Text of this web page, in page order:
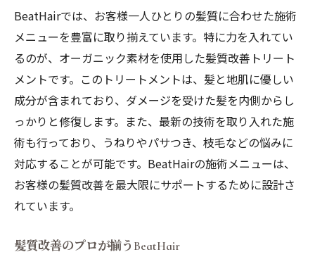
プロセス
自然素材の持つ栄養分とその働き
松江市の自然環境と髪質改善の関係
地元素材を活用したセルフトリートメント
法
お客様の体験談：地元素材の効果を実感
ストレスフリーな施術環境が自慢！松江市の髪
質改善サロンの魅力
リラックスできる施術空間の秘密
ストレスフリーな環境がもたらす髪質改善
BeatHairでは、お客様一人ひとりの髪質に合わせた施術
メニューを豊富に取り揃えています。特に力を入れてい
るのが、オーガニック素材を使用した髪質改善トリート
メントです。このトリートメントは、髪と地肌に優しい
成分が含まれており、ダメージを受けた髪を内側からし
っかりと修復します。また、最新の技術を取り入れた施
術も行っており、うねりやパサつき、枝毛などの悩みに
対応することが可能です。BeatHairの施術メニューは、
お客様の髪質改善を最大限にサポートするために設計さ
れています。
髪質改善のプロが揃うBeatHair